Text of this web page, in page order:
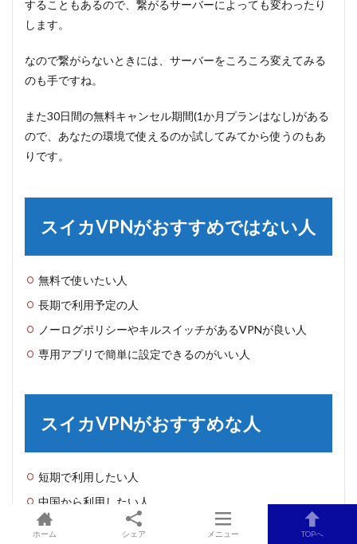
することもあるので、繋がるサーバーによっても変わったり
します。
なので繋がらないときには、サーバーをころころ変えてみる
のも手ですね。
また30日間の無料キャンセル期間(1か月プランはなし)がある
ので、あなたの環境で使えるのか試してみてから使うのもあ
りです。
スイカVPNがおすすめではない人
無料で使いたい人
長期で利用予定の人
ノーログポリシーやキルスイッチがあるVPNが良い人
専用アプリで簡単に設定できるのがいい人
スイカVPNがおすすめな人
短期で利用したい人
中国から利用したい人
沢山の動画サービスを利用したい人
ホーム シェア メニュー TOPへ